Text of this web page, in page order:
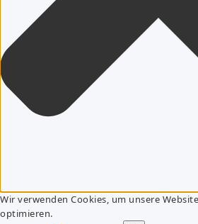
Wir verwenden Cookies, um unsere
optimieren.